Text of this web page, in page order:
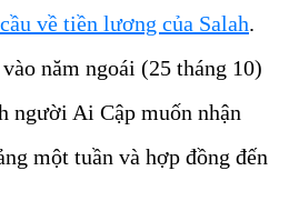
về tiền lương của Salah.
năm ngoái (25 tháng 10)
người Ai Cập muốn nhận
một tuần và hợp đồng đến